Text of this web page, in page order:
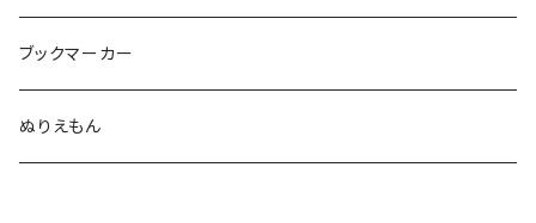
アルファベット
モザイク
パン
カエル
マーメイド
メガネ
マーブル
カモフラージュ
2トーン
ハート
ブックマーカー
ぬりえもん